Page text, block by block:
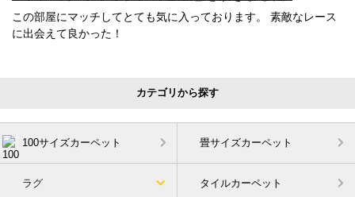
この部屋にマッチしてとても気に入っております。 素敵なレース
に出会えて良かった！
カテゴリから探す
100サイズカーペット 畳サイズカーペット
ラグ タイルカーペット